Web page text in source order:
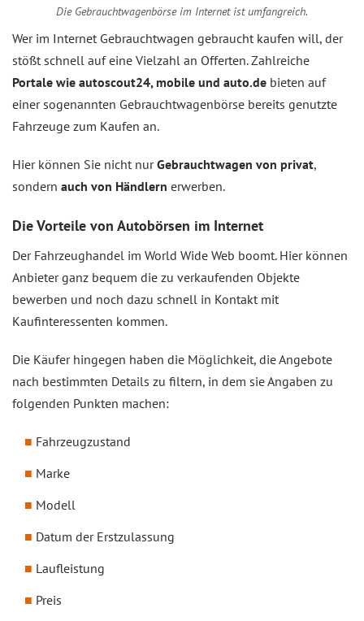
Die Gebrauchtwagenbörse im Internet ist umfangreich.
Wer im Internet Gebrauchtwagen gebraucht kaufen will, der
stößt schnell auf eine Vielzahl an Offerten. Zahlreiche
Portale wie autoscout24, mobile und auto.de bieten auf
einer sogenannten Gebrauchtwagenbörse bereits genutzte
Fahrzeuge zum Kaufen an.
Hier können Sie nicht nurGebrauchtwagen von privat,
sondern auch von Händlern erwerben.
Die Vorteile von Autobörsen im Internet
Der Fahrzeughandel im World Wide Web boomt. Hier können
Anbieter ganz bequem die zu verkaufenden Objekte
bewerben und noch dazu schnell in Kontakt mit
Kaufinteressenten kommen.
Die Käufer hingegen haben die Möglichkeit, die Angebote
nach bestimmten Details zu filtern, in dem sie Angaben zu
folgenden Punkten machen:
Fahrzeugzustand
Marke
Modell
Datum der Erstzulassung
Laufleistung
Preis